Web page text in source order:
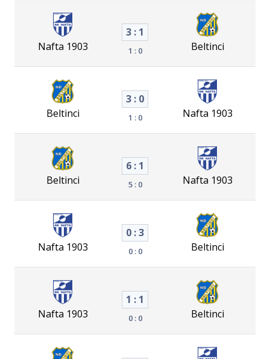
Nafta 1903
3 : 1
1 : 0 Beltinci
Beltinci
3 : 0
1 : 0 Nafta 1903
Beltinci
6 : 1
5 : 0 Nafta 1903
Nafta 1903
0 : 3
0 : 0 Beltinci
Nafta 1903
1 : 1
0 : 0 Beltinci